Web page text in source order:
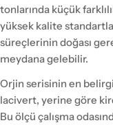
tonlarında küçük
yüksek kalite
süreçlerinin doğası
meydana gelebilir.
Orjin serisinin en
lacivert, yerine göre
Bu ölçü çalışma